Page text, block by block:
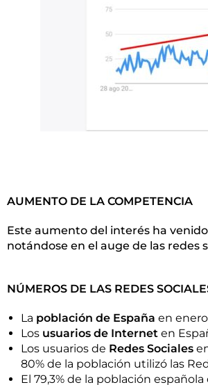
AUMENTO DE LA COMPETENCIA
Este aumento del interés ha
notándose en el auge de las redes
NÚMEROS DE LAS REDES
La población de España en
Los usuarios de Internet en
Los usuarios de Redes Sociales
80% de la población utilizó las
El 79,3% de la población